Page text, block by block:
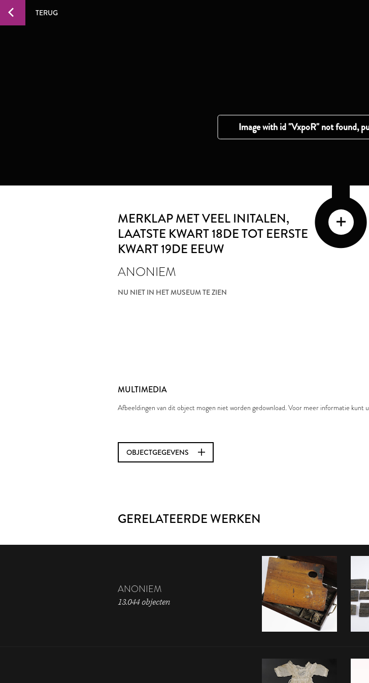
TERUG
MERKLAP MET VEEL INITALEN,
LAATSTE KWART 18DE TOT EERSTE
KWART 19DE EEUW
ANONIEM
NU NIET IN HET MUSEUM TE ZIEN
MULTIMEDIA
Afbeeldingen van dit object mogen niet worden gedownload. Voor meer informatie kunt u
OBJECTGEGEVENS
GERELATEERDE WERKEN
ANONIEM
13.044 objecten